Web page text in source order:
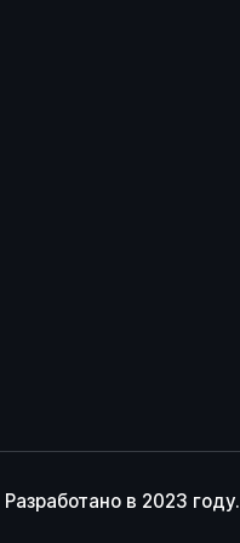
Разработано в 2023 году.